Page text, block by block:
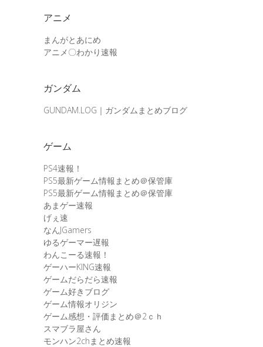
アニメ
まんがとあにめ
アニメ〇わかり速報
ガンダム
GUNDAM.LOG｜ガンダムまとめブログ
ゲーム
PS4速報！
PS5最新ゲーム情報まとめ＠保管庫
PS5最新ゲーム情報まとめ＠保管庫
あまゲー速報
げぇ速
なんJGamers
ゆるゲーマー遅報
わんこーる速報！
ゲーハーKING速報
ゲームだらだら速報
ゲーム好きブログ
ゲーム情報オリジン
ゲーム感想・評価まとめ＠2ｃｈ
スマブラ屋さん
モンハン2chまとめ速報